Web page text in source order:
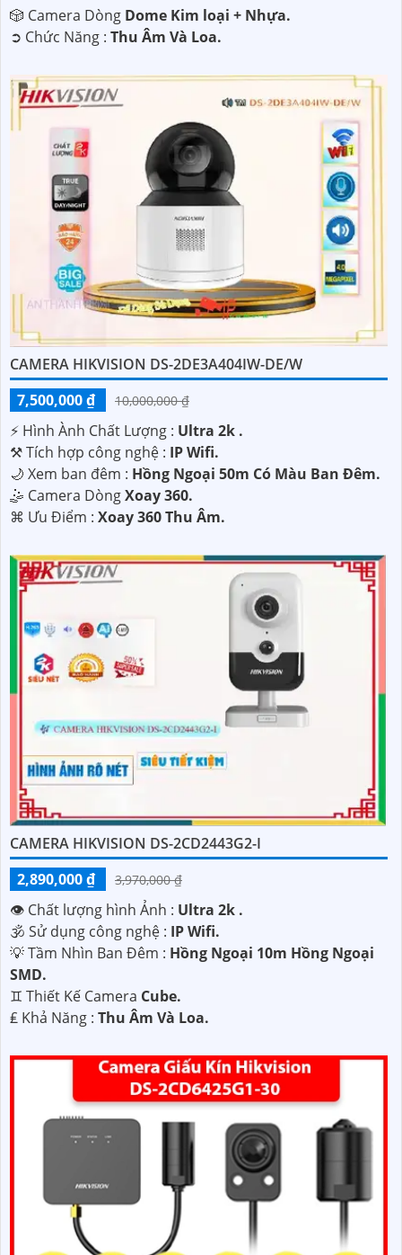
🎲 Camera Dòng Dome Kim loại + Nhựa.
️➲ Chức Năng : Thu Âm Và Loa.
CAMERA HIKVISION DS-2DE3A404IW-DE/W
7,500,000 ₫
10,000,000 ₫
️⚡ Hình Ành Chất Lượng : Ultra 2k .
⚒ Tích hợp công nghệ : IP Wifi.
🌙 Xem ban đêm : Hồng Ngoại 50m Có Màu Ban Đêm.
🤹 Camera DòngXoay 360.
️⌘ Ưu Điểm : Xoay 360 Thu Âm.
CAMERA HIKVISION DS-2CD2443G2-I
2,890,000 ₫
3,970,000 ₫
👁 Chất lượng hình Ảnh : Ultra 2k .
🕉️ Sử dụng công nghệ : IP Wifi.
💡 Tầm Nhìn Ban Đêm : Hồng Ngoại 10m Hồng Ngoại
SMD.
♊ Thiết Kế Camera Cube.
️₤ Khả Năng : Thu Âm Và Loa.